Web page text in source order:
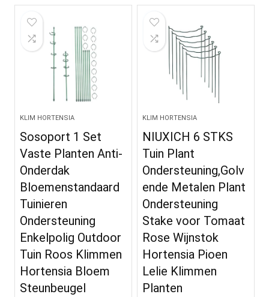
KLIM HORTENSIA
Sosoport 1 Set
Vaste Planten Anti-
Onderdak
Bloemenstandaard
Tuinieren
Ondersteuning
Enkelpolig Outdoor
Tuin Roos Klimmen
Hortensia Bloem
Steunbeugel
KLIM HORTENSIA
NIUXICH 6 STKS
Tuin Plant
Ondersteuning,Golv
ende Metalen Plant
Ondersteuning
Stake voor Tomaat
Rose Wijnstok
Hortensia Pioen
Lelie Klimmen
Planten